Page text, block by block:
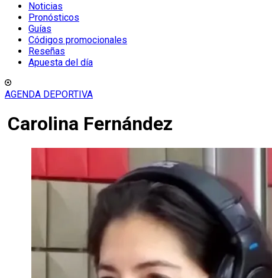
Noticias
Pronósticos
Guías
Códigos promocionales
Reseñas
Apuesta del día
AGENDA DEPORTIVA
Carolina Fernández